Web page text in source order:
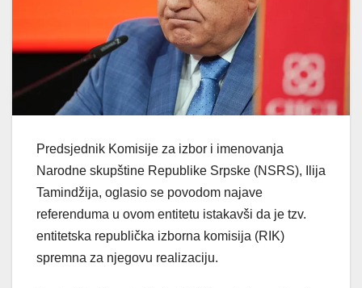
Predsjednik Komisije za izbor i imenovanja
Narodne skupštine Republike Srpske (NSRS), Ilija
Tamindžija, oglasio se povodom najave
referenduma u ovom entitetu istakavši da je tzv.
entitetska republička izborna komisija (RIK)
spremna za njegovu realizaciju.